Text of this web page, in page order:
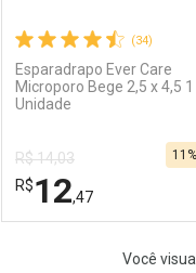
Comprar sem
Por R$ 11,69/cada
Comprar sem
Por R$ 11,69/cada
(34)
Esparadrapo Ever Care
Microporo Bege 2,5 x 4,5 1
Unidade
R$ 14,03
R$12,47
Você